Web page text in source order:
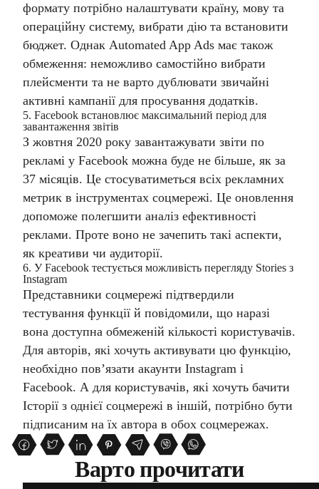
формату потрібно налаштувати країну, мову та
операційну систему, вибрати дію та встановити
бюджет. Однак Automated App Ads має також
обмеження: неможливо самостійно вибрати
плейсменти та не варто дублювати звичайні
активні кампанії для просування додатків.
5. Facebook встановлює максимальний період для
завантаження звітів
З жовтня 2020 року завантажувати звіти по
рекламі у Facebook можна буде не більше, як за
37 місяців. Це стосуватиметься всіх рекламних
метрик в інструментах соцмережі. Це оновлення
допоможе полегшити аналіз ефективності
реклами. Проте воно не зачепить такі аспекти,
як креативи чи аудиторії.
6. У Facebook тестується можливість перегляду Stories з
Instagram
Представники соцмережі підтвердили
тестування функції й повідомили, що наразі
вона доступна обмеженій кількості користувачів.
Для авторів, які хочуть активувати цю функцію,
необхідно пов’язати акаунти Instagram і
Facebook. А для користувачів, які хочуть бачити
Історії з однієї соцмережі в іншій, потрібно бути
підписаним на їх автора в обох соцмережах.
Варто прочитати